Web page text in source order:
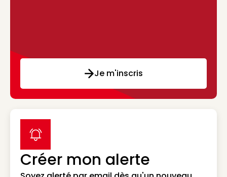
Je m'inscris
Créer mon alerte
label icon